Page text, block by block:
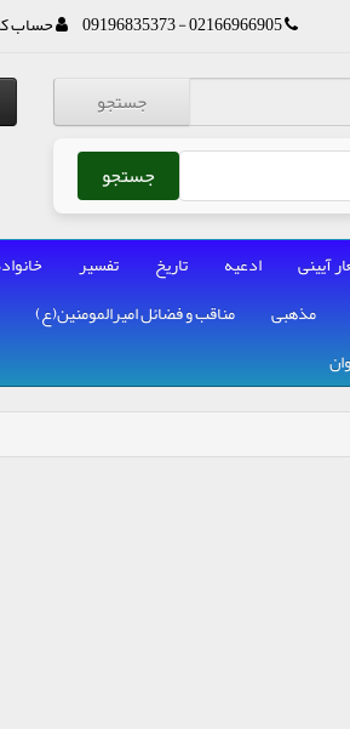
02166966905 - 09196835373 حساب
جستجو
جستجو
آیینی ادعیه تاریخ تفسیر
مذهبی مناقب و فضائل امیرالمومنین(ع)